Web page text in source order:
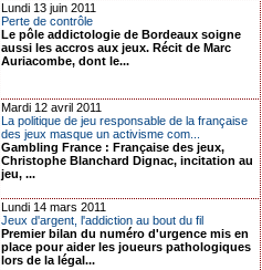
Lundi 13 juin 2011
Perte de contrôle
Le pôle addictologie de Bordeaux soigne
aussi les accros aux jeux. Récit de Marc
Auriacombe, dont le...
Mardi 12 avril 2011
La politique de jeu responsable de la française
des jeux masque un activisme com...
Gambling France : Française des jeux,
Christophe Blanchard Dignac, incitation au
jeu, ...
Lundi 14 mars 2011
Jeux d'argent, l'addiction au bout du fil
Premier bilan du numéro d'urgence mis en
place pour aider les joueurs pathologiques
lors de la légal...